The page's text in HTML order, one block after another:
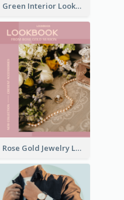
Green Interior Lookbook
Rose Gold Jewelry Lookbook